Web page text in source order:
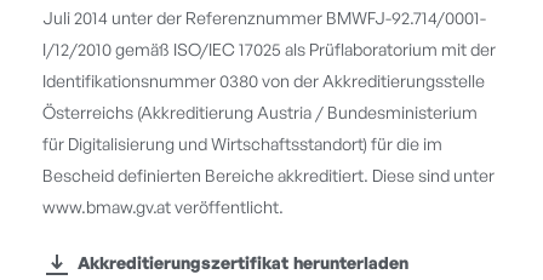
Juli 2014 unter der Referenznummer BMWFJ-92.714/0001-
I/12/2010 gemäß ISO/IEC 17025 als Prüflaboratorium mit der
Identifikationsnummer 0380 von der Akkreditierungsstelle
Österreichs (Akkreditierung Austria / Bundesministerium
für Digitalisierung und Wirtschaftsstandort) für die im
Bescheid definierten Bereiche akkreditiert. Diese sind unter
www.bmaw.gv.at veröffentlicht.
Akkreditierungszertifikat herunterladen